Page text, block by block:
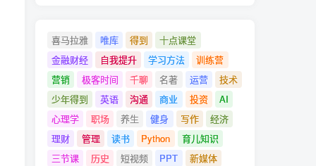
喜马拉雅 唯库 得到
十点课堂
金融财经
自我提升 学习方法
训练营
营销
极客时间 千聊 名著 运营
技术
少年得到
英语 沟通 商业 投资
AI
心理学
职场 养生 健身 写作
经济
理财
管理 读书 Python
育儿知识
三节课
历史 短视频 PPT
新媒体